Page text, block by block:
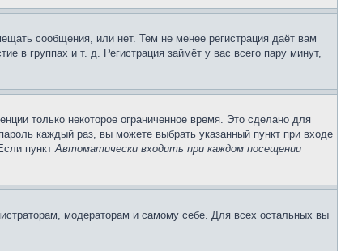
сообщения, или нет. Тем не менее регистрация даёт вам
в группах и т. д. Регистрация займёт у вас всего пару минут,
только некоторое ограниченное время. Это сделано для
каждый раз, вы можете выбрать указанный пункт при входе
пунктАвтоматически входить при каждом посещении
модераторам и самому себе. Для всех остальных вы